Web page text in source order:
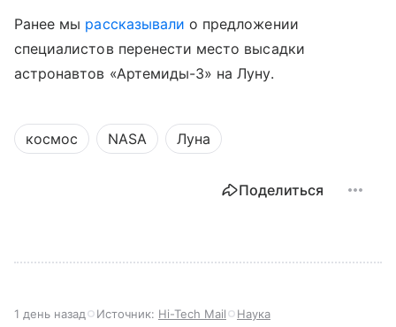
Ранее мы рассказывали о предложении
специалистов перенести место высадки
астронавтов «Артемиды-3» на Луну.
космос NASA Луна
Поделиться
1 день назад Источник: Hi-Tech Mail Наука